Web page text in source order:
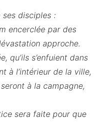
disciples :
encerclée par des
approche.
qu’ils s’enfuient dans
à l’intérieur de la ville,
à la campagne,
sera faite pour que